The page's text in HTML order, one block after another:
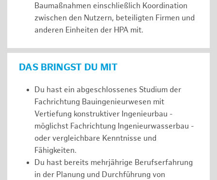
Baumaßnahmen einschließlich Koordination
zwischen den Nutzern, beteiligten Firmen und
anderen Einheiten der HPA mit.
DAS BRINGST DU MIT
Du hast ein abgeschlossenes Studium der
Fachrichtung Bauingenieurwesen mit
Vertiefung konstruktiver Ingenieurbau -
möglichst Fachrichtung Ingenieurwasserbau -
oder vergleichbare Kenntnisse und
Fähigkeiten.
Du hast bereits mehrjährige Berufserfahrung
in der Planung und Durchführung von